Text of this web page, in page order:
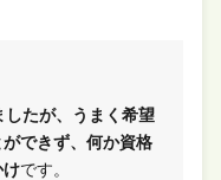
たが、うまく希望
できず、何か資格
けです。